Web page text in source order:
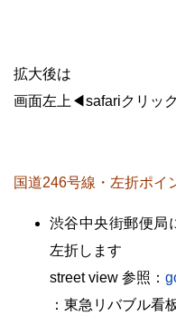
拡大後は
画面左上◀safariクリッ
国道246号線・左折ポイ
渋谷中央街郵便局
左折します
street view 参照：
：東急リバブル看